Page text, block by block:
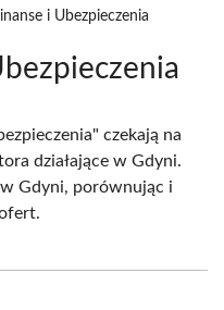
i Ubezpieczenia
czekają na
działające w Gdyni.
Gdyni, porównując i